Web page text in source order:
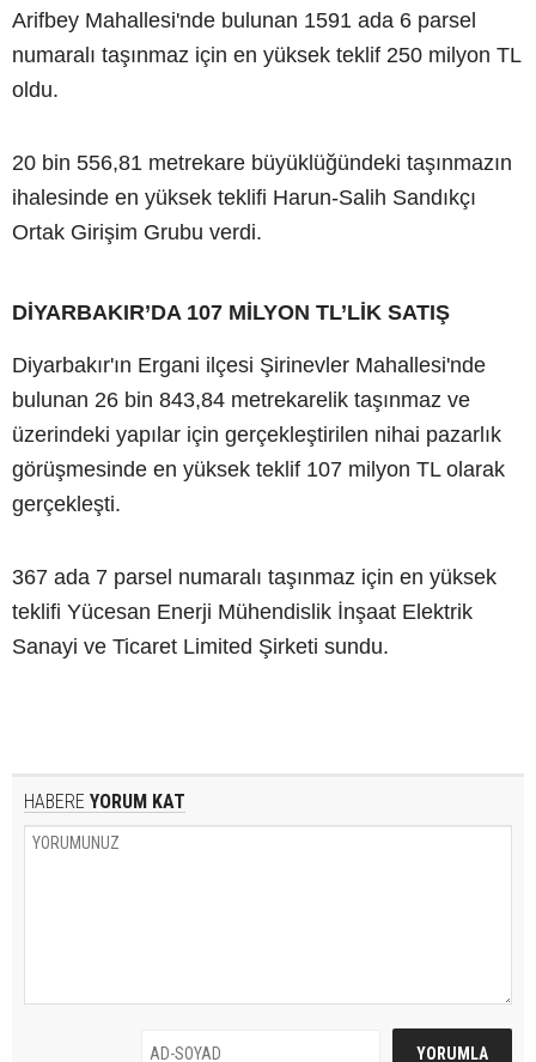
Arifbey Mahallesi'nde bulunan 1591 ada 6 parsel
numaralı taşınmaz için en yüksek teklif 250 milyon TL
oldu.
20 bin 556,81 metrekare büyüklüğündeki taşınmazın
ihalesinde en yüksek teklifi Harun-Salih Sandıkçı
Ortak Girişim Grubu verdi.
DİYARBAKIR’DA 107 MİLYON TL’LİK SATIŞ
Diyarbakır'ın Ergani ilçesi Şirinevler Mahallesi'nde
bulunan 26 bin 843,84 metrekarelik taşınmaz ve
üzerindeki yapılar için gerçekleştirilen nihai pazarlık
görüşmesinde en yüksek teklif 107 milyon TL olarak
gerçekleşti.
367 ada 7 parsel numaralı taşınmaz için en yüksek
teklifi Yücesan Enerji Mühendislik İnşaat Elektrik
Sanayi ve Ticaret Limited Şirketi sundu.
HABERE YORUM KAT